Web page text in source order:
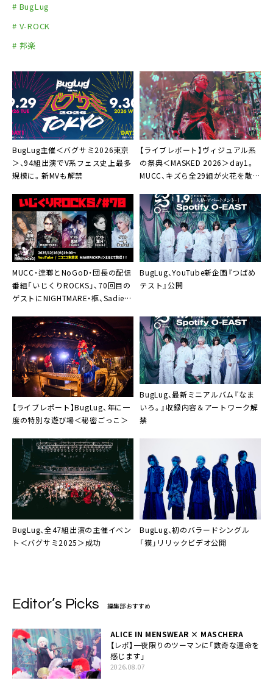
# BugLug
# V-ROCK
# 邦楽
BugLug主催＜バグサミ2026東京
＞、94組出演でV系フェス史上最多
規模に。新MVも解禁
【ライブレポート】ヴィジュアル系
の祭典＜MASKED 2026＞day1。
MUCC、キズら全29組が火花を散ら
ロックだ！」
MUCC・逹瑯とNoGoD・団長の配信
番組「いじくりROCKS」、70回目の
ゲストにNIGHTMARE・柩、Sadie・
集結
BugLug、YouTube新企画『つばめ
テスト』公開
【ライブレポート】BugLug、年に一
度の特別な遊び場＜秘密ごっこ＞
BugLug、最新ミニアルバム『なま
いろ。』収録内容＆アートワーク解
禁
BugLug、全47組出演の主催イベン
ト＜バグサミ2025＞成功
BugLug、初のバラードシングル
「獏」リリックビデオ公開
Editor’s Picks 編集部おすすめ
ALICE IN MENSWEAR × MASCHERA
【レポ】一夜限りのツーマンに「数奇な運命を
感じます」
2026.08.07